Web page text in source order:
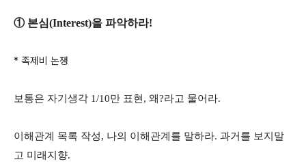
① 본심(Interest)을 파악하라!
* 족제비 논쟁
보통은 자기생각 1/10만 표현, 왜?라고 물어라.
이해관계 목록 작성, 나의 이해관계를 말하라. 과거를 보지말
고 미래지향.